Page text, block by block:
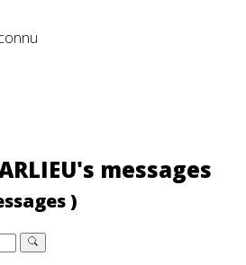
messages
)